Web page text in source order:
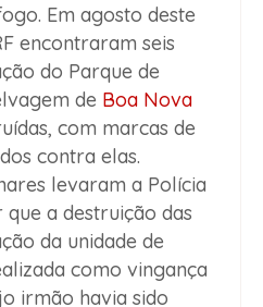
Em agosto deste
encontraram seis
do Parque de
de Boa Nova
com marcas de
contra elas.
levaram a Polícia
a destruição das
da unidade de
como vingança
irmão havia sido